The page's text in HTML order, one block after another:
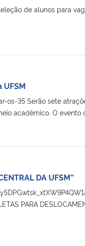
de alunos para
UFSM
35 Serão sete
acadêmico. O evento
DA UFSM”
PARA